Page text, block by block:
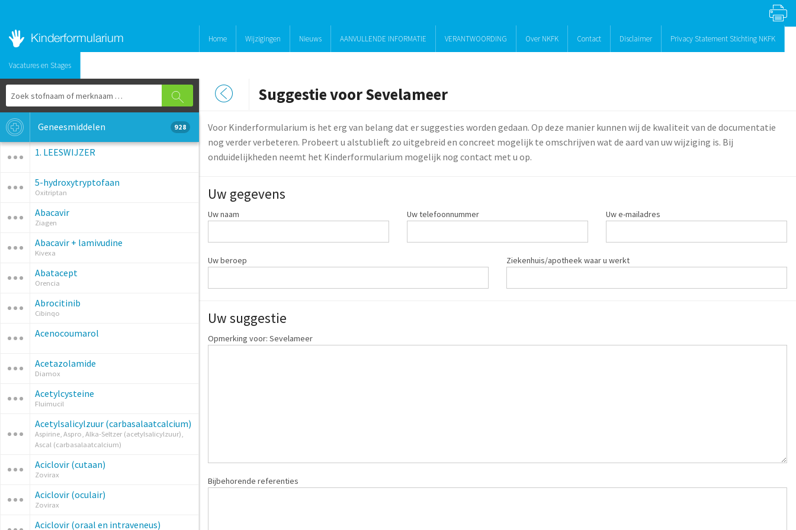
Home Wijzigingen Nieuws AANVULLENDE INFORMATIE VERANTWOORDING Over NKFK Contact Disclaimer Privacy Statement Stichting NKFK
Vacatures en Stages
Geneesmiddelen 928
1. LEESWIJZER
5-hydroxytryptofaan
Oxitriptan
Abacavir
Ziagen
Abacavir + lamivudine
Kivexa
Abatacept
Orencia
Abrocitinib
Cibinqo
Acenocoumarol
Acetazolamide
Diamox
Acetylcysteine
Fluimucil
Acetylsalicylzuur (carbasalaatcalcium)
Aspirine, Aspro, Alka-Seltzer (acetylsalicylzuur),
Ascal (carbasalaatcalcium)
Aciclovir (cutaan)
Zovirax
Aciclovir (oculair)
Zovirax
Aciclovir (oraal en intraveneus)
Suggestie voor Sevelameer
Voor Kinderformularium is het erg van belang dat er suggesties worden gedaan. Op deze manier kunnen wij de kwaliteit van de documentatie
nog verder verbeteren. Probeert u alstublieft zo uitgebreid en concreet mogelijk te omschrijven wat de aard van uw wijziging is. Bij
onduidelijkheden neemt het Kinderformularium mogelijk nog contact met u op.
Uw gegevens
Uw naam Uw telefoonnummer Uw e-mailadres
Uw beroep Ziekenhuis/apotheek waar u werkt
Uw suggestie
Opmerking voor: Sevelameer
Bijbehorende referenties